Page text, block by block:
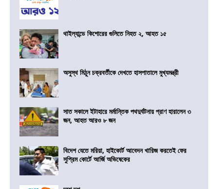
থাইল্যান্ডে কিশোরের গুলিতে নিহত ২, আহত ১৫
অসুস্থ মিঠুন চক্রবর্তীকে দেখতে হাসপাতালে মুখ্যমন্ত্রী
সাত সকালে ইটাহারে মর্মান্তিক পথদুর্ঘটনায় প্রাণ হারালেন ৩
জন, আহত আরও ৮ জন
বিদেশ যেতে মরিয়া, হাইকোর্ট আবেদন খারিজ করতেই ফের
সুপ্রিম কোর্টে আর্জি অভিষেকের